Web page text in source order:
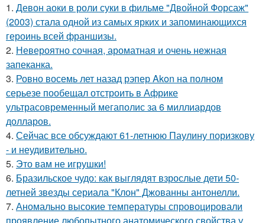
1. Девон аоки в роли суки в фильме "Двойной Форсаж"
(2003) стала одной из самых ярких и запоминающихся
героинь всей франшизы.
2. Невероятно сочная, ароматная и очень нежная
запеканка.
3. Ровно восемь лет назад рэпер Akon на полном
серьезе пообещал отстроить в Африке
ультрасовременный мегаполис за 6 миллиардов
долларов.
4. Сейчас все обсуждают 61-летнюю Паулину поризкову
- и неудивительно.
5. Это вам не игрушки!
6. Бразильское чудо: как выглядят взрослые дети 50-
летней звезды сериала "Клон" Джованны антонелли.
7. Аномально высокие температуры спровоцировали